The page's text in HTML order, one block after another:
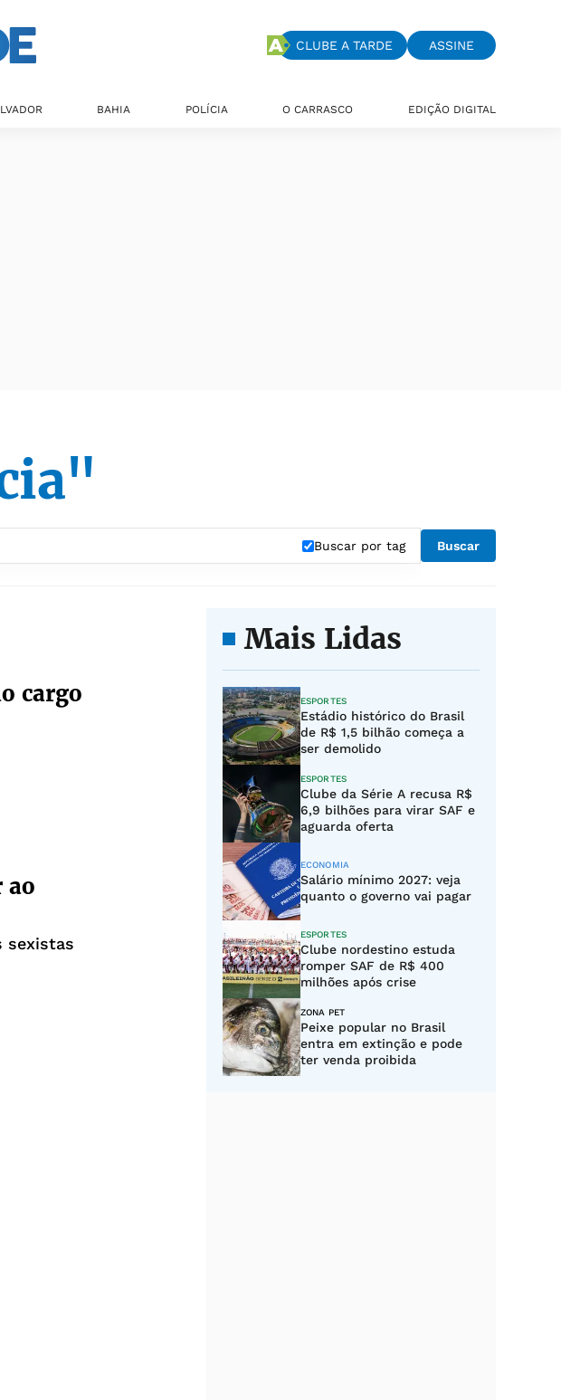
CLUBE A TARDE ASSINE
BAHIA POLÍCIA O CARRASCO EDIÇÃO DIGITAL
Buscar por tag Buscar
cargo
ao
sexistas
Mais Lidas
ESPORTES
Estádio histórico do Brasil
de R$ 1,5 bilhão começa a
ser demolido
ESPORTES
Clube da Série A recusa R$
6,9 bilhões para virar SAF e
aguarda oferta
ECONOMIA
Salário mínimo 2027: veja
quanto o governo vai pagar
ESPORTES
Clube nordestino estuda
romper SAF de R$ 400
milhões após crise
ZONA PET
Peixe popular no Brasil
entra em extinção e pode
ter venda proibida